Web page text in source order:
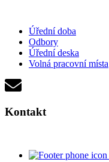
Úřední doba
Odbory
Úřední deska
Volná pracovní místa
Kontakt